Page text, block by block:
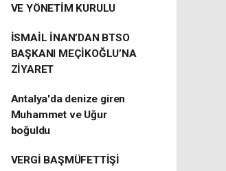
VE YÖNETİM KURULU
İSMAİL İNAN’DAN BTSO
BAŞKANI MEÇİKOĞLU’NA
ZİYARET
Antalya'da denize giren
Muhammet ve Uğur
boğuldu
VERGİ BAŞMÜFETTİŞİ